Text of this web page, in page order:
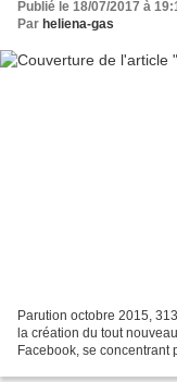
Publié le 18/07/2017 à
Par heliena-gas
Parution octobre 2015,
la création du tout
Facebook, se concentrant